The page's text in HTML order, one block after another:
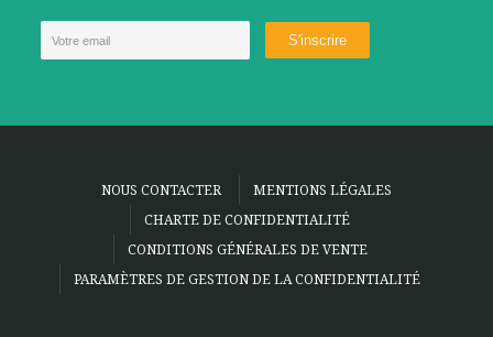
NOUS CONTACTER
MENTIONS LÉGALES
CHARTE DE CONFIDENTIALITÉ
CONDITIONS GÉNÉRALES DE VENTE
PARAMÈTRES DE GESTION DE LA CONFIDENTIALITÉ